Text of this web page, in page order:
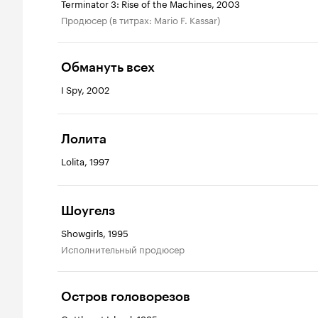
Terminator 3: Rise of the Machines, 2003
продюсер (в титрах: Mario F. Kassar)
Обмануть всех
I Spy, 2002
Лолита
Lolita, 1997
Шоугелз
Showgirls, 1995
исполнительный продюсер
Остров головорезов